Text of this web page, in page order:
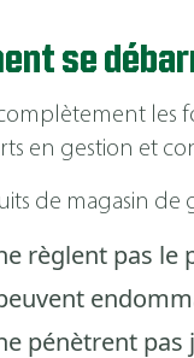
se
les
en gestion et
de magasin
règlent pas le
pénètrent pas